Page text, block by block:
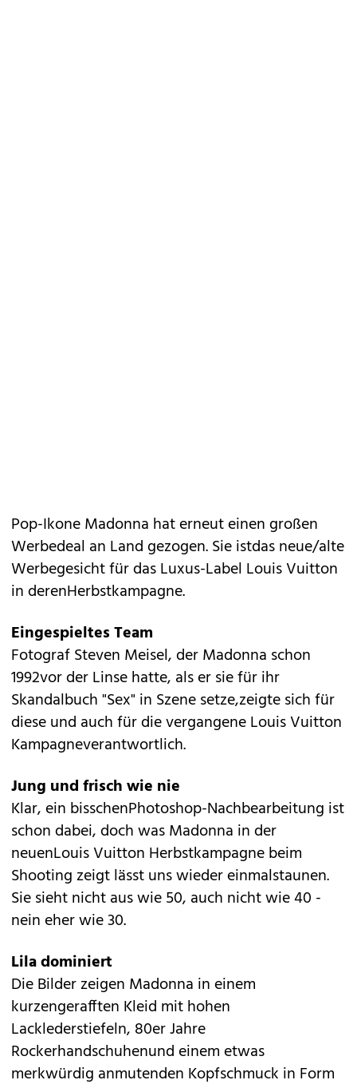
Pop-Ikone Madonna hat erneut einen großen
Werbedeal an Land gezogen. Sie istdas neue/alte
Werbegesicht für das Luxus-Label Louis Vuitton
in derenHerbstkampagne.
Eingespieltes Team
Fotograf Steven Meisel, der Madonna schon
1992vor der Linse hatte, als er sie für ihr
Skandalbuch "Sex" in Szene setze,zeigte sich für
diese und auch für die vergangene Louis Vuitton
Kampagneverantwortlich.
Jung und frisch wie nie
Klar, ein bisschenPhotoshop-Nachbearbeitung ist
schon dabei, doch was Madonna in der
neuenLouis Vuitton Herbstkampagne beim
Shooting zeigt lässt uns wieder einmalstaunen.
Sie sieht nicht aus wie 50, auch nicht wie 40 -
nein eher wie 30.
Lila dominiert
Die Bilder zeigen Madonna in einem
kurzengerafften Kleid mit hohen
Lacklederstiefeln, 80er Jahre
Rockerhandschuhenund einem etwas
merkwürdig anmutenden Kopfschmuck in Form